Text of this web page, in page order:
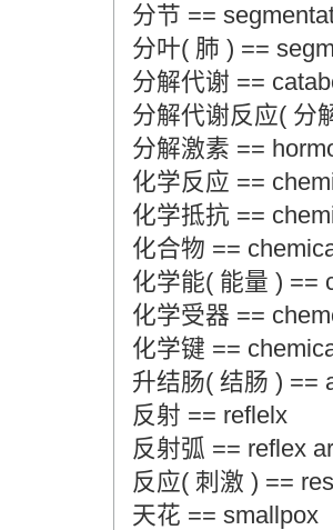
分节 ==
分叶( 肺 ) ==
分解代谢 ==
分解代谢反应( 分
分解激素 ==
化学反应 ==
化学抵抗 ==
化合物 ==
化学能( 能量 ) ==
化学受器 ==
化学键 ==
升结肠( 结肠 ) ==
反射 == reflelx
反射弧 == reflex
反应( 刺激 ) ==
天花 == smallpox